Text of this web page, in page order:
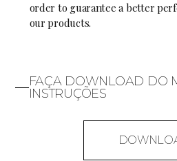
order to guarantee a better
our products.
FAÇA DOWNLOAD DO
INSTRUÇÕES